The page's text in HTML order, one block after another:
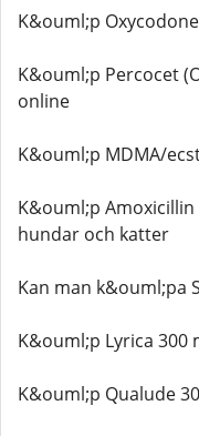
K&ouml;p
K&ouml;p Percocet
online
K&ouml;p MDMA/
K&ouml;p
hundar och katter
Kan man k&ouml;pa
K&ouml;p Lyrica 300
K&ouml;p Qualude